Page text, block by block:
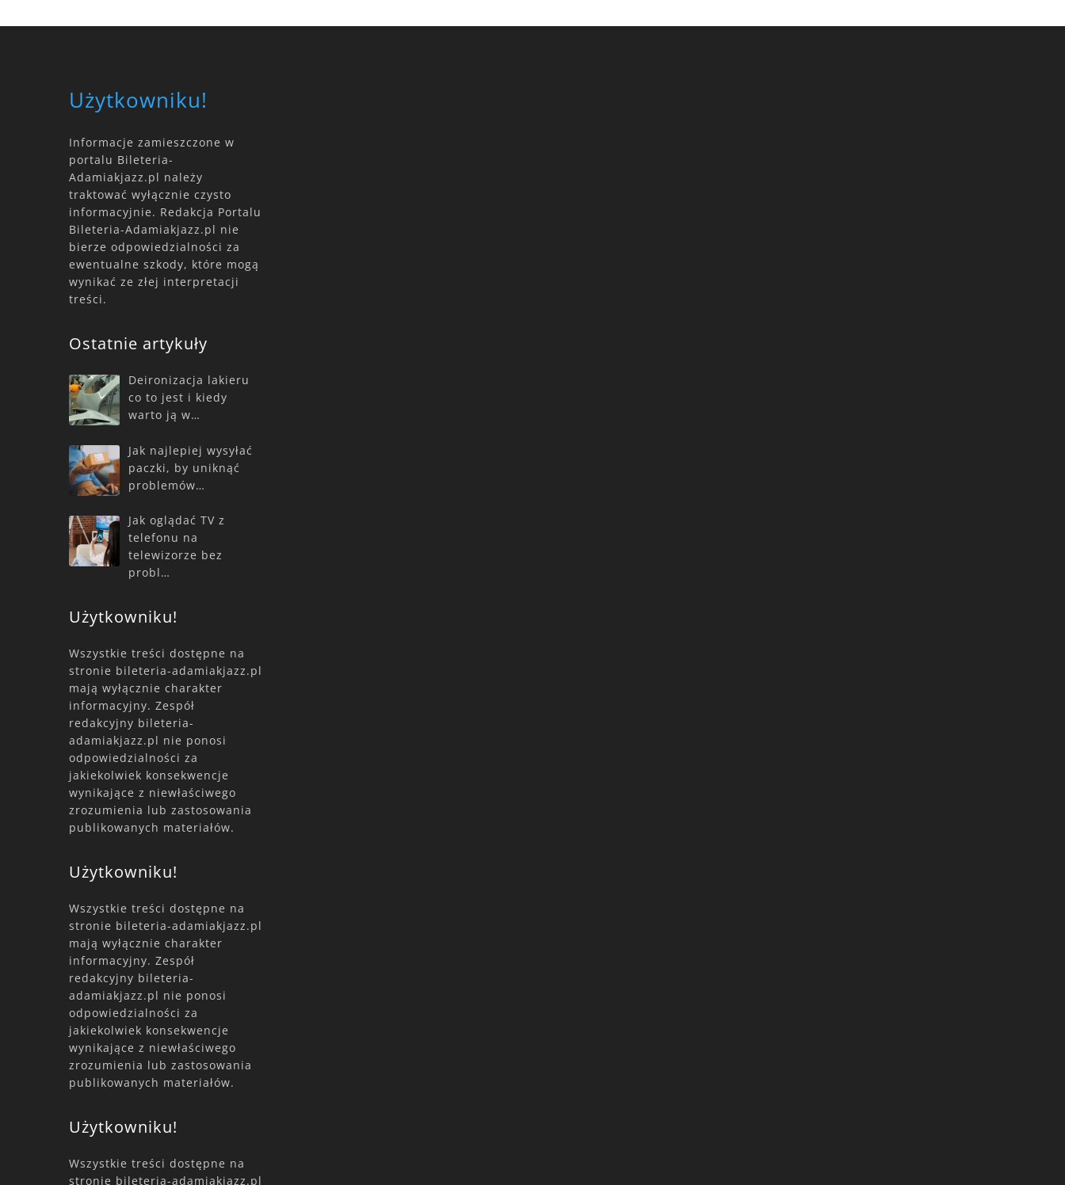
Użytkowniku!
Informacje zamieszczone w
portalu Bileteria-
Adamiakjazz.pl należy
traktować wyłącznie czysto
informacyjnie. Redakcja Portalu
Bileteria-Adamiakjazz.pl nie
bierze odpowiedzialności za
ewentualne szkody, które mogą
wynikać ze złej interpretacji
treści.
Ostatnie artykuły
Deironizacja lakieru
co to jest i kiedy
warto ją w…
Jak najlepiej wysyłać
paczki, by uniknąć
problemów…
Jak oglądać TV z
telefonu na
telewizorze bez
probl…
Użytkowniku!
Wszystkie treści dostępne na
stronie bileteria-adamiakjazz.pl
mają wyłącznie charakter
informacyjny. Zespół
redakcyjny bileteria-
adamiakjazz.pl nie ponosi
odpowiedzialności za
jakiekolwiek konsekwencje
wynikające z niewłaściwego
zrozumienia lub zastosowania
publikowanych materiałów.
Użytkowniku!
Wszystkie treści dostępne na
stronie bileteria-adamiakjazz.pl
mają wyłącznie charakter
informacyjny. Zespół
redakcyjny bileteria-
adamiakjazz.pl nie ponosi
odpowiedzialności za
jakiekolwiek konsekwencje
wynikające z niewłaściwego
zrozumienia lub zastosowania
publikowanych materiałów.
Użytkowniku!
Wszystkie treści dostępne na
stronie bileteria-adamiakjazz.pl